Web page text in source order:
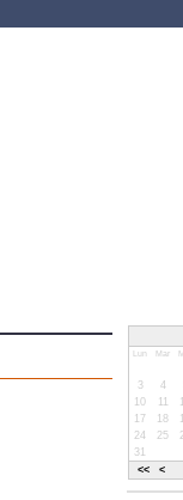
Lun Mar
<< <
3
4
10
11
17
18
24
25
31